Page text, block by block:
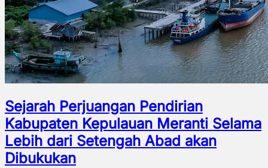
Sejarah Perjuangan Pendirian
Kabupaten Kepulauan Meranti Selama
Lebih dari Setengah Abad akan
Dibukukan